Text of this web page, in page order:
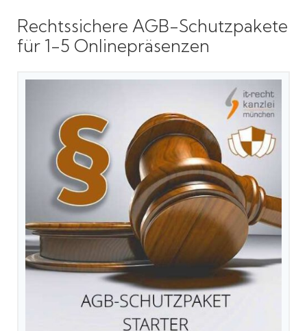
Rechtssichere AGB-Schutzpakete
für 1-5 Onlinepräsenzen